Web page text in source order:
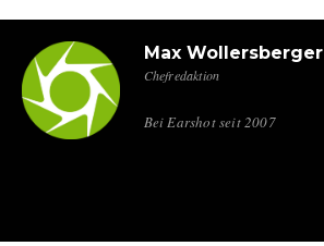
Max Wollersberger
Chefredaktion
Bei Earshot seit 2007